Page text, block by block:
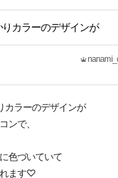
カラーのデザインが
カラーのデザインが
ンで、
色づいていて
れます♡